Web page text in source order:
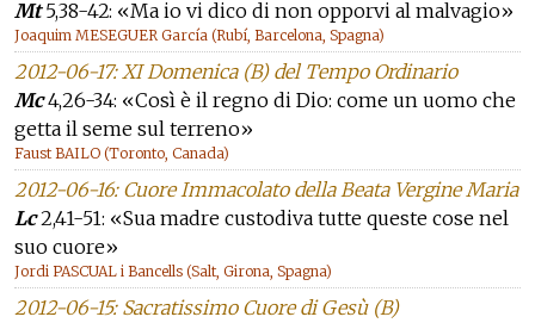
Mt5,38-42: «Ma io vi dico di non opporvi al malvagio»
Joaquim MESEGUER García (Rubí, Barcelona, Spagna)
2012-06-17: XI Domenica (B) del Tempo Ordinario
Mc4,26-34: «Così è il regno di Dio: come un uomo che
getta il seme sul terreno»
Faust BAILO (Toronto, Canada)
2012-06-16: Cuore Immacolato della Beata Vergine Maria
Lc2,41-51: «Sua madre custodiva tutte queste cose nel
suo cuore»
Jordi PASCUAL i Bancells (Salt, Girona, Spagna)
2012-06-15: Sacratissimo Cuore di Gesù (B)